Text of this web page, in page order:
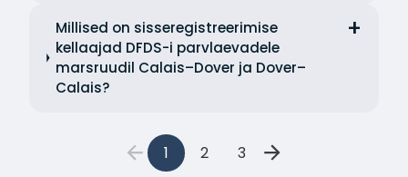
Millised on sisseregistreerimise
kellaajad DFDS-i parvlaevadele
marsruudil Calais–Dover ja Dover–
Calais?
1 2 3